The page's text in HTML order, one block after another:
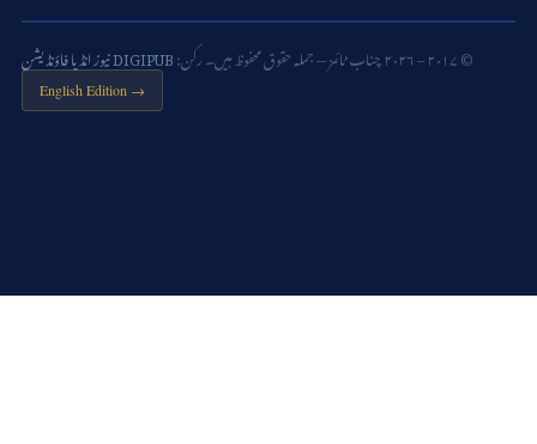
DIGIPUB نیوز انڈیا فاؤنڈیشن
English Edition →